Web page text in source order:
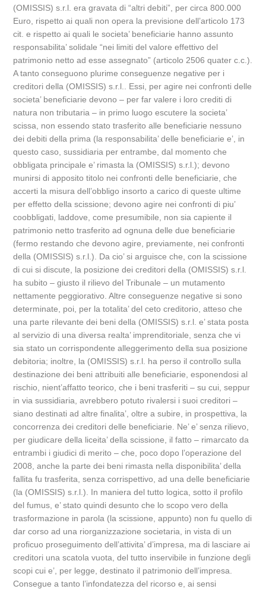
(OMISSIS) s.r.l. era gravata di “altri debiti”, per circa 800.000
Euro, rispetto ai quali non opera la previsione dell’articolo 173
cit. e rispetto ai quali le societa’ beneficiarie hanno assunto
responsabilita’ solidale “nei limiti del valore effettivo del
patrimonio netto ad esse assegnato” (articolo 2506 quater c.c.).
A tanto conseguono plurime conseguenze negative per i
creditori della (OMISSIS) s.r.l.. Essi, per agire nei confronti delle
societa’ beneficiarie devono – per far valere i loro crediti di
natura non tributaria – in primo luogo escutere la societa’
scissa, non essendo stato trasferito alle beneficiarie nessuno
dei debiti della prima (la responsabilita’ delle beneficiarie e’, in
questo caso, sussidiaria per entrambe, dal momento che
obbligata principale e’ rimasta la (OMISSIS) s.r.l.); devono
munirsi di apposito titolo nei confronti delle beneficiarie, che
accerti la misura dell’obbligo insorto a carico di queste ultime
per effetto della scissione; devono agire nei confronti di piu’
coobbligati, laddove, come presumibile, non sia capiente il
patrimonio netto trasferito ad ognuna delle due beneficiarie
(fermo restando che devono agire, previamente, nei confronti
della (OMISSIS) s.r.l.). Da cio’ si arguisce che, con la scissione
di cui si discute, la posizione dei creditori della (OMISSIS) s.r.l.
ha subito – giusto il rilievo del Tribunale – un mutamento
nettamente peggiorativo. Altre conseguenze negative si sono
determinate, poi, per la totalita’ del ceto creditorio, atteso che
una parte rilevante dei beni della (OMISSIS) s.r.l. e’ stata posta
al servizio di una diversa realta’ imprenditoriale, senza che vi
sia stato un corrispondente alleggerimento della sua posizione
debitoria; inoltre, la (OMISSIS) s.r.l. ha perso il controllo sulla
destinazione dei beni attribuiti alle beneficiarie, esponendosi al
rischio, nient’affatto teorico, che i beni trasferiti – su cui, seppur
in via sussidiaria, avrebbero potuto rivalersi i suoi creditori –
siano destinati ad altre finalita’, oltre a subire, in prospettiva, la
concorrenza dei creditori delle beneficiarie. Ne’ e’ senza rilievo,
per giudicare della liceita’ della scissione, il fatto – rimarcato da
entrambi i giudici di merito – che, poco dopo l’operazione del
2008, anche la parte dei beni rimasta nella disponibilita’ della
fallita fu trasferita, senza corrispettivo, ad una delle beneficiarie
(la (OMISSIS) s.r.l.). In maniera del tutto logica, sotto il profilo
del fumus, e’ stato quindi desunto che lo scopo vero della
trasformazione in parola (la scissione, appunto) non fu quello di
dar corso ad una riorganizzazione societaria, in vista di un
proficuo proseguimento dell’attivita’ d’impresa, ma di lasciare ai
creditori una scatola vuota, del tutto inservibile in funzione degli
scopi cui e’, per legge, destinato il patrimonio dell’impresa.
Consegue a tanto l’infondatezza del ricorso e, ai sensi